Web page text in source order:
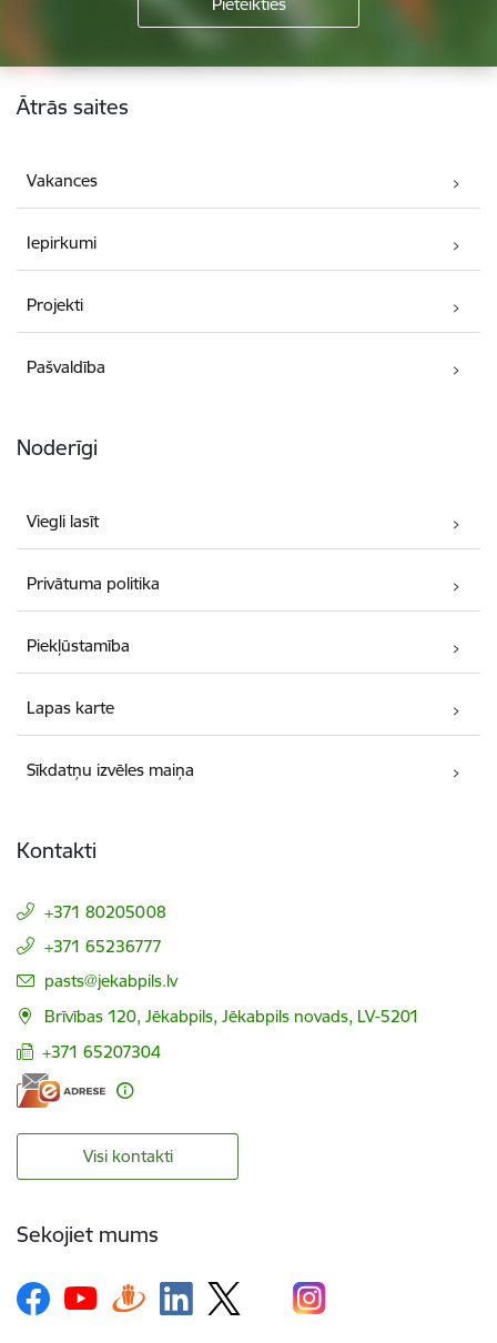
Kājene
Ātrās saites
Vakances
Iepirkumi
Projekti
Pašvaldība
Noderīgi
Viegli lasīt
Privātuma politika
Piekļūstamība
Lapas karte
Sīkdatņu izvēles maiņa
Kontakti
+371 80205008
+371 65236777
E-pasts:
pasts@jekabpils.lv
Brīvības 120, Jēkabpils, Jēkabpils novads, LV-5201
+371 65207304
Visi kontakti
Sekojiet mums